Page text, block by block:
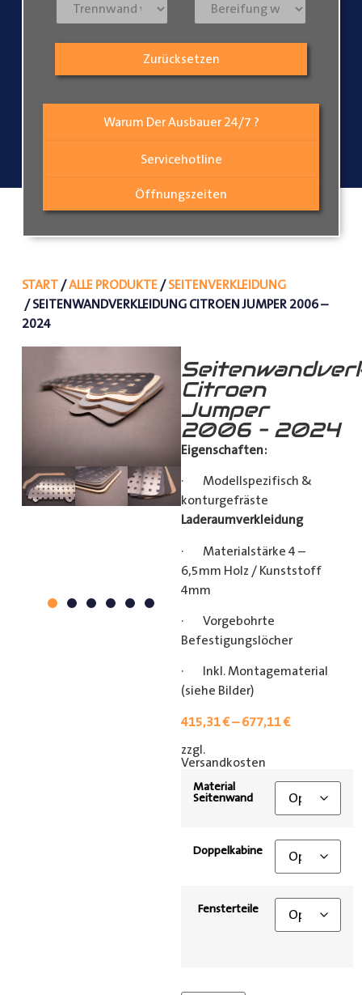
Warum Der Ausbauer 24/7 ?
Servicehotline
Öffnungszeiten
Zurücksetzen
START/ALLE PRODUKTE/SEITENVERKLEIDUNG
/ SEITENWANDVERKLEIDUNG CITROEN JUMPER 2006 –
2024
Citroen
Jumper
2006 – 2024
Eigenschaften:
· Modellspezifisch &
konturgefräste
Laderaumverkleidung
· Materialstärke 4 –
6,5mm Holz / Kunststoff
4mm
· Vorgebohrte
Befestigungslöcher
· Inkl. Montagematerial
(siehe Bilder)
415,31€–677,11€
zzgl.
Versandkosten
Material
Seitenwand
Doppelkabine
Fensterteile